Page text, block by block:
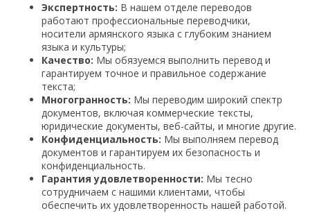
Экспертность: В нашем отделе переводов
работают профессиональные переводчики,
носители армянского языка с глубоким знанием
языка и культуры;
Качество: Мы обязуемся выполнить перевод и
гарантируем точное и правильное содержание
текста;
Многогранность: Мы переводим широкий спектр
документов, включая коммерческие тексты,
юридические документы, веб-сайты, и многие другие.
Конфиденциальность: Мы выполняем перевод
документов и гарантируем их безопасность и
конфиденциальность.
Гарантия удовлетворенности: Мы тесно
сотрудничаем с нашими клиентами, чтобы
обеспечить их удовлетворенность нашей работой.